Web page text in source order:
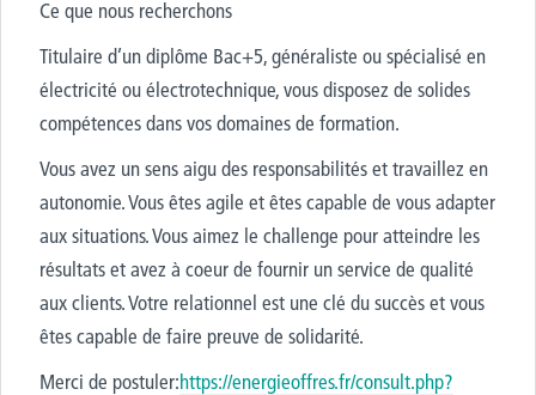
Ce que nous recherchons
Titulaire d’un diplôme Bac+5, généraliste ou spécialisé en
électricité ou électrotechnique, vous disposez de solides
compétences dans vos domaines de formation.
Vous avez un sens aigu des responsabilités et travaillez en
autonomie. Vous êtes agile et êtes capable de vous adapter
aux situations. Vous aimez le challenge pour atteindre les
résultats et avez à coeur de fournir un service de qualité
aux clients. Votre relationnel est une clé du succès et vous
êtes capable de faire preuve de solidarité.
Merci de postuler:https://energieoffres.fr/consult.php?